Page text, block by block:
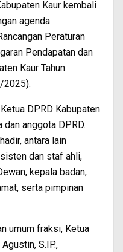
Kaur kembali
agenda
Peraturan
Pendapatan dan
Kaur Tahun
2025).
DPRD Kabupaten
anggota DPRD.
antara lain
dan staf ahli,
kepala badan,
serta pimpinan
umum fraksi, Ketua
S.IP.,